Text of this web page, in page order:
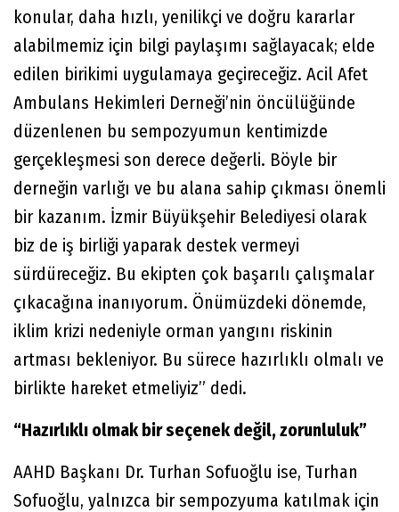
konular, daha hızlı, yenilikçi ve doğru kararlar
alabilmemiz için bilgi paylaşımı sağlayacak; elde
edilen birikimi uygulamaya geçireceğiz. Acil Afet
Ambulans Hekimleri Derneği’nin öncülüğünde
düzenlenen bu sempozyumun kentimizde
gerçekleşmesi son derece değerli. Böyle bir
derneğin varlığı ve bu alana sahip çıkması önemli
bir kazanım. İzmir Büyükşehir Belediyesi olarak
biz de iş birliği yaparak destek vermeyi
sürdüreceğiz. Bu ekipten çok başarılı çalışmalar
çıkacağına inanıyorum. Önümüzdeki dönemde,
iklim krizi nedeniyle orman yangını riskinin
artması bekleniyor. Bu sürece hazırlıklı olmalı ve
birlikte hareket etmeliyiz” dedi.
“Hazırlıklı olmak bir seçenek değil, zorunluluk”
AAHD Başkanı Dr. Turhan Sofuoğlu ise, Turhan
Sofuoğlu, yalnızca bir sempozyuma katılmak için